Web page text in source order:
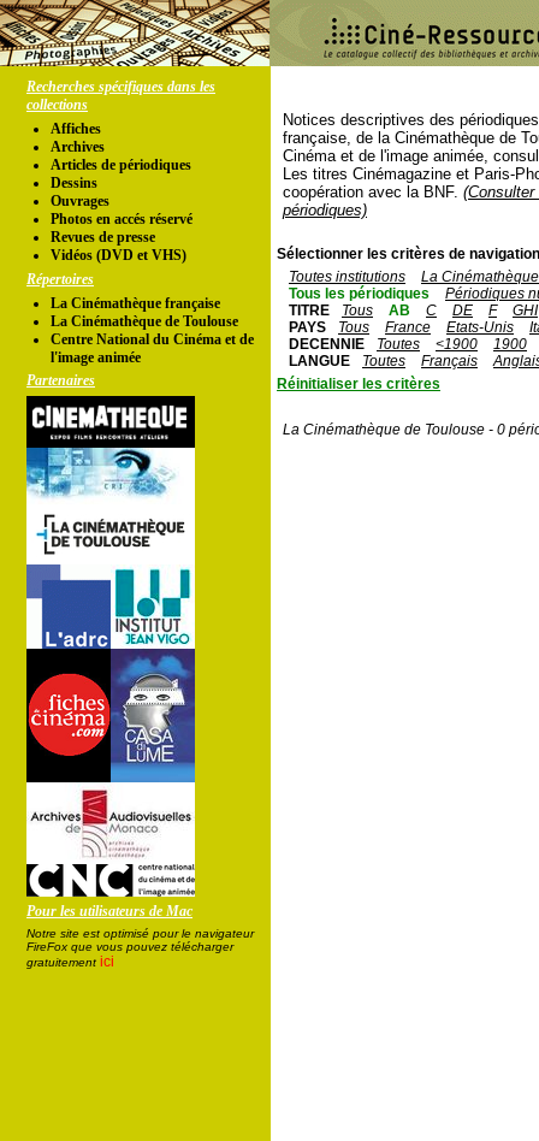
Recherches spécifiques dans les
collections
Affiches
Archives
Articles de périodiques
Dessins
Ouvrages
Photos en accés réservé
Revues de presse
Vidéos (DVD et VHS)
Répertoires
La Cinémathèque française
La Cinémathèque de Toulouse
Centre National du Cinéma et de
l'image animée
Partenaires
Pour les utilisateurs de Mac
Notre site est optimisé pour le navigateur
FireFox que vous pouvez télécharger
gratuitement ici
Notices descriptives des
française, de la Cinémathèque de
Cinéma et de l'image animée,
Les titres Cinémagazine et Paris-
coopération avec la BNF.
périodiques)
Sélectionner les critères de
Toutes institutions
La
Tous les périodiques
Périodiques
TITRE
Tous AB C DE F
GHI
PAYS
Tous France Etats-Unis
DECENNIE
Toutes <1900
1900
LANGUE
Toutes Français
Réinitialiser les critères
La Cinémathèque de Toulouse - 0